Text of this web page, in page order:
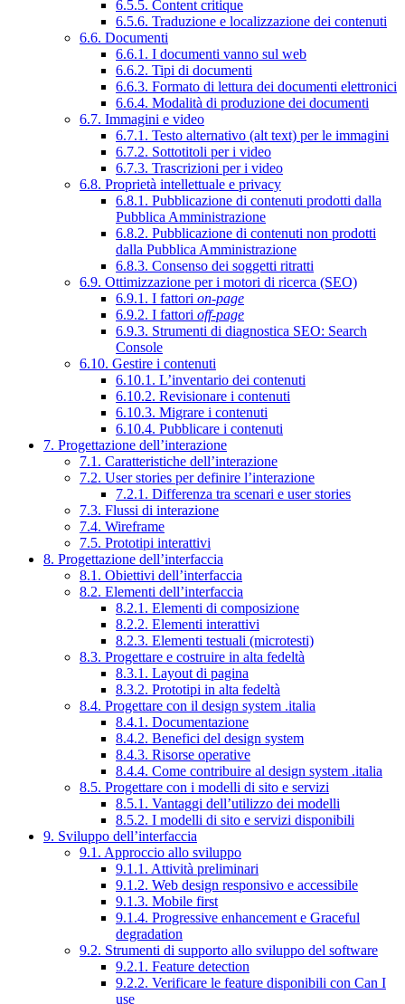
6.5.5. Content critique
6.5.6. Traduzione e localizzazione dei contenuti
6.6. Documenti
6.6.1. I documenti vanno sul web
6.6.2. Tipi di documenti
6.6.3. Formato di lettura dei documenti elettronici
6.6.4. Modalità di produzione dei documenti
6.7. Immagini e video
6.7.1. Testo alternativo (alt text) per le immagini
6.7.2. Sottotitoli per i video
6.7.3. Trascrizioni per i video
6.8. Proprietà intellettuale e privacy
6.8.1. Pubblicazione di contenuti prodotti dalla
Pubblica Amministrazione
6.8.2. Pubblicazione di contenuti non prodotti
dalla Pubblica Amministrazione
6.8.3. Consenso dei soggetti ritratti
6.9. Ottimizzazione per i motori di ricerca (SEO)
6.9.1. I fattori on-page
6.9.2. I fattori off-page
6.9.3. Strumenti di diagnostica SEO: Search
Console
6.10. Gestire i contenuti
6.10.1. L’inventario dei contenuti
6.10.2. Revisionare i contenuti
6.10.3. Migrare i contenuti
6.10.4. Pubblicare i contenuti
7. Progettazione dell’interazione
7.1. Caratteristiche dell’interazione
7.2. User stories per definire l’interazione
7.2.1. Differenza tra scenari e user stories
7.3. Flussi di interazione
7.4. Wireframe
7.5. Prototipi interattivi
8. Progettazione dell’interfaccia
8.1. Obiettivi dell’interfaccia
8.2. Elementi dell’interfaccia
8.2.1. Elementi di composizione
8.2.2. Elementi interattivi
8.2.3. Elementi testuali (microtesti)
8.3. Progettare e costruire in alta fedeltà
8.3.1. Layout di pagina
8.3.2. Prototipi in alta fedeltà
8.4. Progettare con il design system .italia
8.4.1. Documentazione
8.4.2. Benefici del design system
8.4.3. Risorse operative
8.4.4. Come contribuire al design system .italia
8.5. Progettare con i modelli di sito e servizi
8.5.1. Vantaggi dell’utilizzo dei modelli
8.5.2. I modelli di sito e servizi disponibili
9. Sviluppo dell’interfaccia
9.1. Approccio allo sviluppo
9.1.1. Attività preliminari
9.1.2. Web design responsivo e accessibile
9.1.3. Mobile first
9.1.4. Progressive enhancement e Graceful
degradation
9.2. Strumenti di supporto allo sviluppo del software
9.2.1. Feature detection
9.2.2. Verificare le feature disponibili con Can I
use